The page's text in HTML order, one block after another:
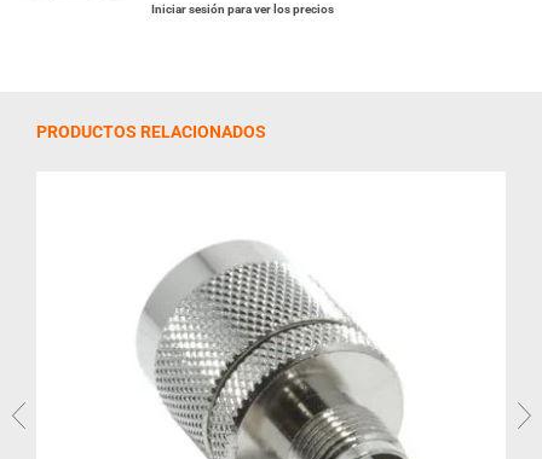
Iniciar sesión para ver los precios
PRODUCTOS RELACIONADOS